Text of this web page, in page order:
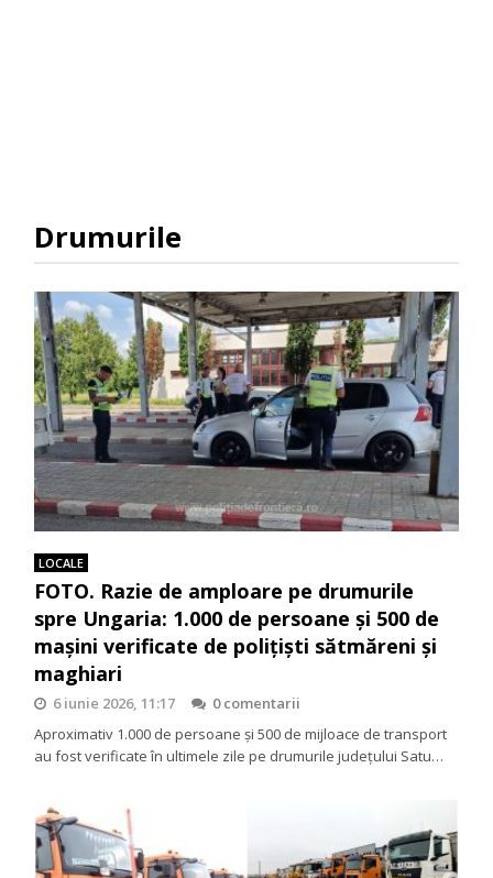
Drumurile
LOCALE
FOTO. Razie de amploare pe drumurile
spre Ungaria: 1.000 de persoane și 500 de
mașini verificate de polițiști sătmăreni și
maghiari
6 iunie 2026, 11:17
0 comentarii
Aproximativ 1.000 de persoane și 500 de mijloace de transport
au fost verificate în ultimele zile pe drumurile județului Satu…